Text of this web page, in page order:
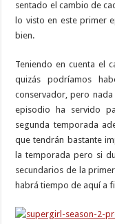
sentado el cambio de
lo visto en este primer
bien.
Teniendo en cuenta el
quizás podríamos
conservador, pero
episodio ha servido
segunda temporada
que tendrán bastante
la temporada pero si
secundarios de la
habrá tiempo de aquí a